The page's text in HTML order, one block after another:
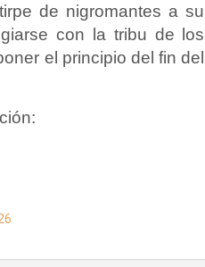
de nigromantes a su
con la tribu de los
el principio del fin del